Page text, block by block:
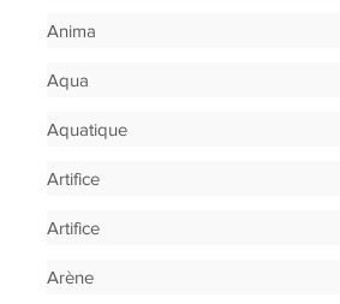
Anima
Aqua
Aquatique
Artifice
Artifice
Arène